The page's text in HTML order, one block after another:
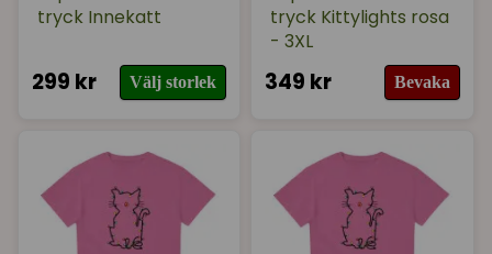
tryck Innekatt
299 kr Välj storlek
tryck Kittylights rosa
- 3XL
349 kr Bevaka